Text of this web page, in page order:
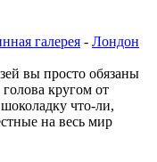
галерея - Лондон
вы просто обязаны
кругом от
что-ли,
на весь мир